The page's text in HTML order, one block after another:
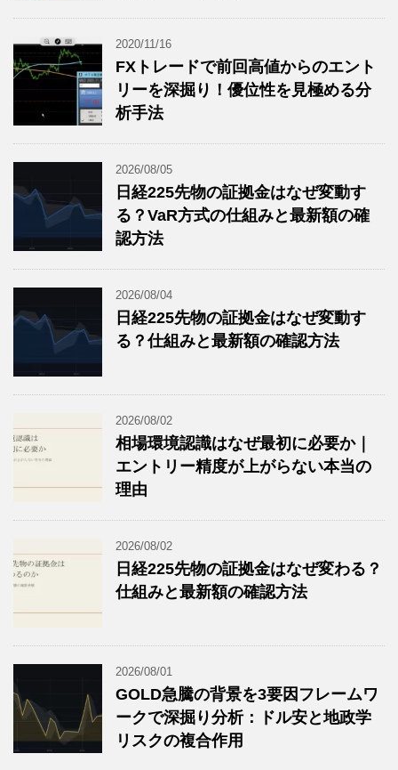
2020/11/16
FXトレードで前回高値からのエント
リーを深掘り！優位性を見極める分
析手法
2026/08/05
日経225先物の証拠金はなぜ変動す
る？VaR方式の仕組みと最新額の確
認方法
2026/08/04
日経225先物の証拠金はなぜ変動す
る？仕組みと最新額の確認方法
2026/08/02
相場環境認識はなぜ最初に必要か｜
エントリー精度が上がらない本当の
理由
2026/08/02
日経225先物の証拠金はなぜ変わる？
仕組みと最新額の確認方法
2026/08/01
GOLD急騰の背景を3要因フレームワ
ークで深掘り分析：ドル安と地政学
リスクの複合作用